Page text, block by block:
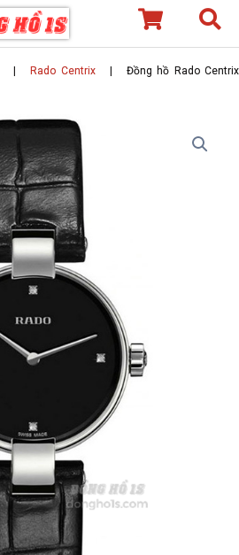
Rado Centrix| Đồng hồ Rado Centrix